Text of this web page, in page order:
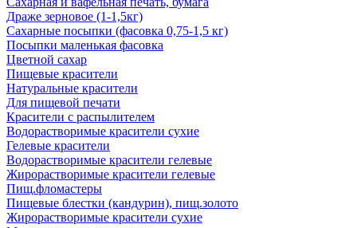
Драже зерновое (1-1,5кг)
Сахарные посыпки (фасовка 0,75-1,5 кг)
Посыпки маленькая фасовка
Цветной сахар
Пищевые красители
Натуральные красители
Для пищевой печати
Красители с распылителем
Водорастворимые красители сухие
Гелевые красители
Водорастворимые красители гелевые
Жирорастворимые красители гелевые
Пищ.фломастеры
Пищевые блестки (кандурин), пищ.золото
Жирорастворимые красители сухие